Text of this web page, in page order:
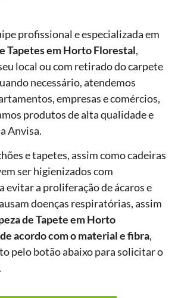
profissional e especializada em
Tapetesem Horto Florestal,
local ou com retirado do carpete
necessário, atendemos
empresas e comércios,
produtos de alta qualidade e
Anvisa.
e tapetes, assim como cadeiras
ser higienizados com
evitar a proliferação de ácaros e
doenças respiratórias, assim
de Tapeteem Horto
acordo com o material e fibra,
pelo botão abaixo para solicitar o